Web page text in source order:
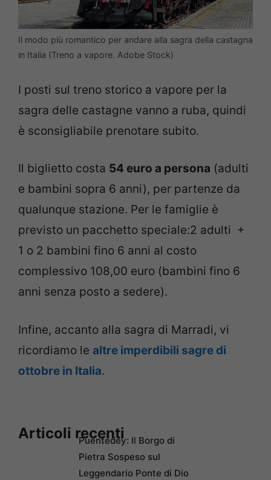
Il modo più romantico per andare alla sagra della castagna
in Italia (Treno a vapore. Adobe Stock)
I posti sul treno storico a vapore per la
sagra delle castagne vanno a ruba, quindi
è sconsigliabile prenotare subito.
Il biglietto costa 54 euro a persona (adulti
e bambini sopra 6 anni), per partenze da
qualunque stazione. Per le famiglie è
previsto un pacchetto speciale:2 adulti +
1 o 2 bambini fino 6 anni al costo
complessivo 108,00 euro (bambini fino 6
anni senza posto a sedere).
Infine, accanto alla sagra di Marradi, vi
ricordiamo le altre imperdibili sagre di
ottobre in Italia.
Articoli recentiPuentedey: Il Borgo di
Pietra Sospeso sul
Leggendario Ponte di Dio